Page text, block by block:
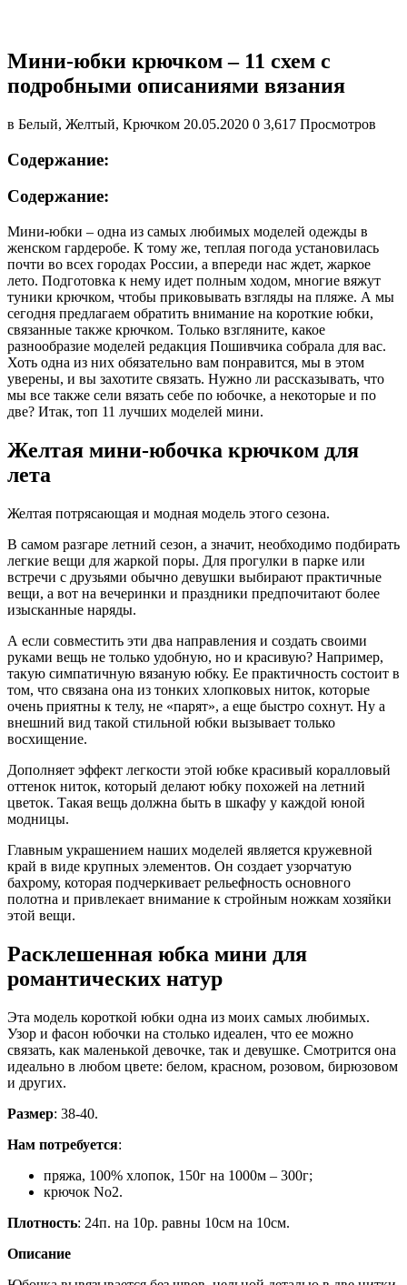
Мини-юбки крючком – 11 схем с
подробными описаниями вязания
в Белый, Желтый, Крючком 20.05.2020 0 3,617 Просмотров
Содержание:
Содержание:
Мини-юбки – одна из самых любимых моделей одежды в
женском гардеробе. К тому же, теплая погода установилась
почти во всех городах России, а впереди нас ждет, жаркое
лето. Подготовка к нему идет полным ходом, многие вяжут
туники крючком, чтобы приковывать взгляды на пляже. А мы
сегодня предлагаем обратить внимание на короткие юбки,
связанные также крючком. Только взгляните, какое
разнообразие моделей редакция Пошивчика собрала для вас.
Хоть одна из них обязательно вам понравится, мы в этом
уверены, и вы захотите связать. Нужно ли рассказывать, что
мы все также сели вязать себе по юбочке, а некоторые и по
две? Итак, топ 11 лучших моделей мини.
Желтая мини-юбочка крючком для
лета
Желтая потрясающая и модная модель этого сезона.
В самом разгаре летний сезон, а значит, необходимо подбирать
легкие вещи для жаркой поры. Для прогулки в парке или
встречи с друзьями обычно девушки выбирают практичные
вещи, а вот на вечеринки и праздники предпочитают более
изысканные наряды.
А если совместить эти два направления и создать своими
руками вещь не только удобную, но и красивую? Например,
такую симпатичную вязаную юбку. Ее практичность состоит в
том, что связана она из тонких хлопковых ниток, которые
очень приятны к телу, не «парят», а еще быстро сохнут. Ну а
внешний вид такой стильной юбки вызывает только
восхищение.
Дополняет эффект легкости этой юбке красивый коралловый
оттенок ниток, который делают юбку похожей на летний
цветок. Такая вещь должна быть в шкафу у каждой юной
модницы.
Главным украшением наших моделей является кружевной
край в виде крупных элементов. Он создает узорчатую
бахрому, которая подчеркивает рельефность основного
полотна и привлекает внимание к стройным ножкам хозяйки
этой вещи.
Расклешенная юбка мини для
романтических натур
Эта модель короткой юбки одна из моих самых любимых.
Узор и фасон юбочки на столько идеален, что ее можно
связать, как маленькой девочке, так и девушке. Смотрится она
идеально в любом цвете: белом, красном, розовом, бирюзовом
и других.
Размер: 38-40.
Нам потребуется:
пряжа, 100% хлопок, 150г на 1000м – 300г;
крючок No2.
Плотность: 24п. на 10р. равны 10см на 10см.
Описание